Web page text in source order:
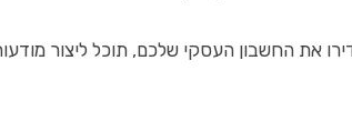
את החשבון העסקי שלכם, תוכל ליצור